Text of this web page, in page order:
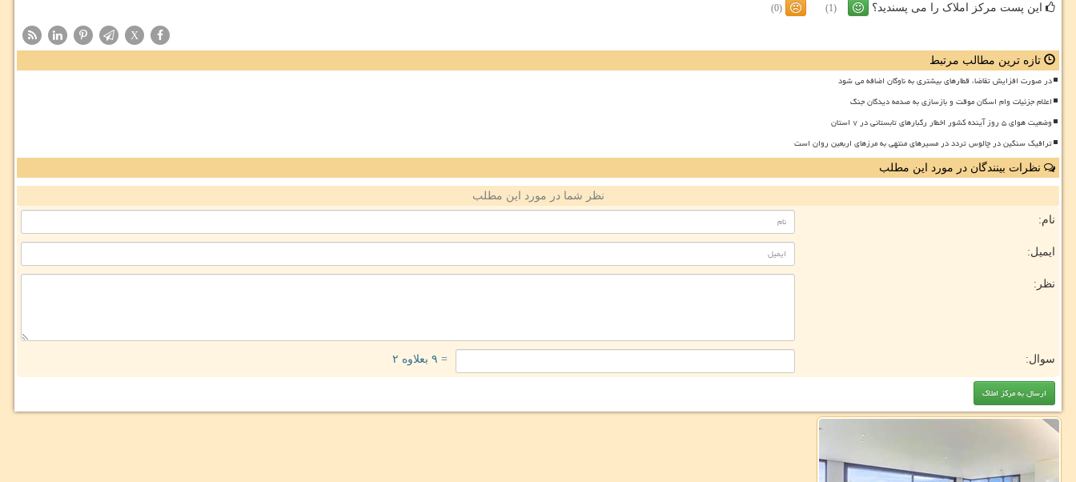
این پست مرکز املاک را می پسندید؟ (1)
(0)
X
تازه ترین مطالب مرتبط
در صورت افزایش تقاضا، قطارهای بیشتری به ناوگان اضافه می شود
اعلام جزئیات وام اسکان موقت و بازسازی به صدمه دیدگان جنگ
وضعیت هوای ۵ روز آینده کشور اخطار رگبارهای تابستانی در ۷ استان
ترافیک سنگین در چالوس تردد در مسیرهای منتهی به مرزهای اربعین روان است
نظرات بینندگان در مورد این مطلب
نظر شما در مورد این مطلب
نام:
ایمیل:
نظر:
سوال: = ۹ بعلاوه ۲